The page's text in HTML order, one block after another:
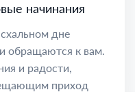
начинания
дне
обращаются к вам.
и радости,
приход